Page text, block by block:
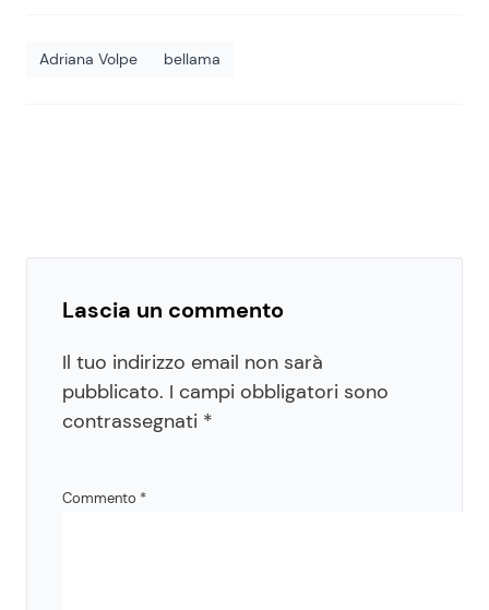
Adriana Volpe bellama
Lascia un commento
Il tuo indirizzo email non sarà
pubblicato. I campi obbligatori sono
contrassegnati *
Commento *